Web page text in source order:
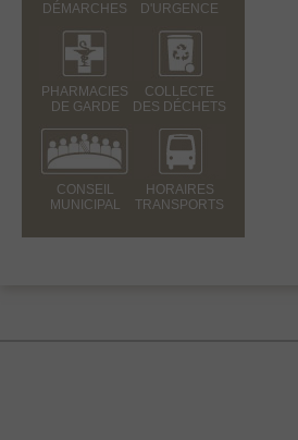
DÉMARCHES
D'URGENCE
PHARMACIES
DE GARDE
COLLECTE
DES DÉCHETS
CONSEIL
MUNICIPAL
HORAIRES
TRANSPORTS